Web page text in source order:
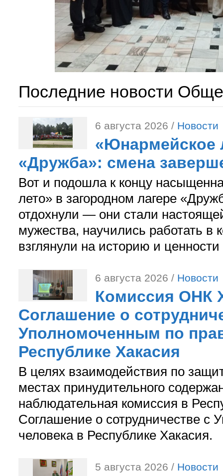
Последние новости
6 августа 2026 / Новости
«Юнармейское
«Дружба»: смена
Вот и подошла к концу
лето» в загородном лагере
отдохнули — они стали
мужества, научились работать в
взглянули на историю и
6 августа 2026 / Новости
Комиссия ОНК
Соглашение о
Уполномоченным по
Республике Хакасия
В целях взаимодействия по
местах принудительного
наблюдательная комиссия в
Соглашение о сотрудничестве с
человека в Республике Хакасия.
5 августа 2026 / Новости